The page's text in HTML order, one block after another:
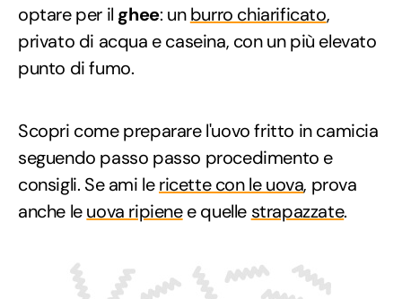
optare per il ghee: unburro chiarificato,
privato di acqua e caseina, con un più elevato
punto di fumo.
Scopri come preparare l'uovo fritto in camicia
seguendo passo passo procedimento e
consigli. Se ami lericette con le uova, prova
anche leuova ripienee quelle strapazzate.